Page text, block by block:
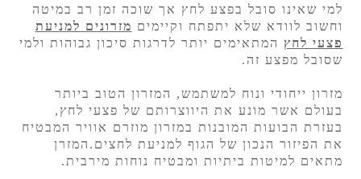
למי שאינו סובל בפצע לחץ אך שוכה זמן רב במיטה
וחשוב לוודא שלא יתפתח וקיימים מזרונים למניעת
פצעי לחץ המתאימים יותר לדרגות סיכון גבוהות ולמי
שסובל מפצע זה.
מזרון ייחודי ונוח למשתמש, המזרון הטוב ביותר
בעולם אשר מונע את היווצרותם של פצעי לחץ,
בעזרת הבועות המובנות במזרון מוזרם אוויר המבטיח
את הפיזור הנכון של הגוף למניעת לחצים.המזרן
מתאים למיטות ביתיות ומבטיח נוחות מירבית.